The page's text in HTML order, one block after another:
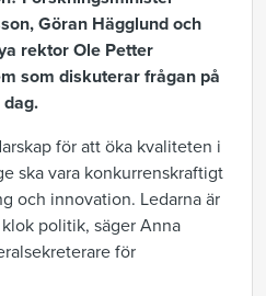
Göran Hägglund och
rektor Ole Petter
som diskuterar frågan på
dag.
för att öka kvaliteten i
ska vara konkurrenskraftigt
och innovation. Ledarna är
politik, säger Anna
för